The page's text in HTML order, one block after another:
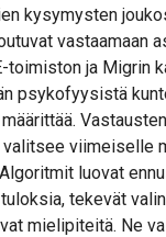
kysymysten
vastaamaan
toimiston ja Migrin
psykofyysistä
viimeiselle
luovat
tekevät
mielipiteitä. Ne